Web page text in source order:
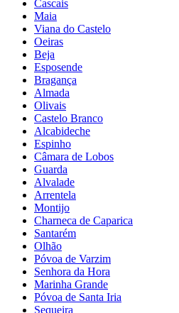
Cascais
Maia
Viana do Castelo
Oeiras
Beja
Esposende
Bragança
Almada
Olivais
Castelo Branco
Alcabideche
Espinho
Câmara de Lobos
Guarda
Alvalade
Arrentela
Montijo
Charneca de Caparica
Santarém
Olhão
Póvoa de Varzim
Senhora da Hora
Marinha Grande
Póvoa de Santa Iria
Sequeira